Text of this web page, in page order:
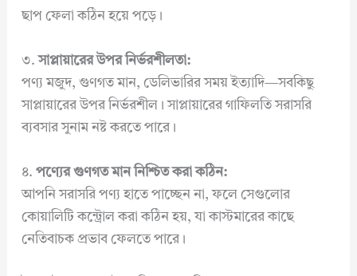
ছাপ ফেলা কঠিন হয়ে পড়ে।
৩.সাপ্লায়ারের উপর নির্ভরশীলতা:
পণ্য মজুদ, গুণগত মান, ডেলিভারির সময় ইত্যাদি—সবকিছু
সাপ্লায়ারের উপর নির্ভরশীল। সাপ্লায়ারের গাফিলতি সরাসরি
ব্যবসার সুনাম নষ্ট করতে পারে।
৪. পণ্যের গুণগত মান নিশ্চিত করা কঠিন:
আপনি সরাসরি পণ্য হাতে পাচ্ছেন না, ফলে সেগুলোর
কোয়ালিটি কন্ট্রোল করা কঠিন হয়, যা কাস্টমারের কাছে
নেতিবাচক প্রভাব ফেলতে পারে।